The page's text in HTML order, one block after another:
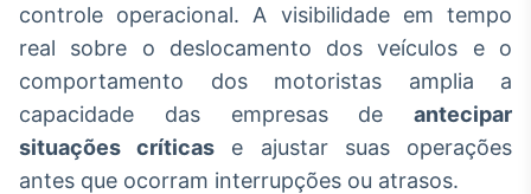
no Brasil
IA
Em breve
controle operacional. A visibilidade em tempo
real sobre o deslocamento dos veículos e o
comportamento dos motoristas amplia a
capacidade das empresas de antecipar
situações críticas e ajustar suas operações
antes que ocorram interrupções ou atrasos.